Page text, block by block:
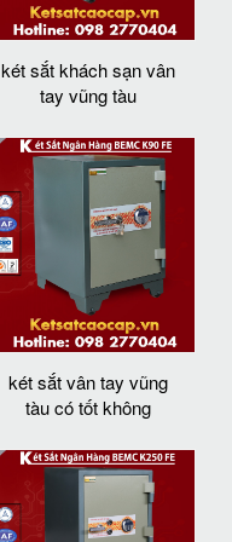
két sắt khách sạn vân
tay vũng tàu
két sắt vân tay vũng
tàu có tốt không